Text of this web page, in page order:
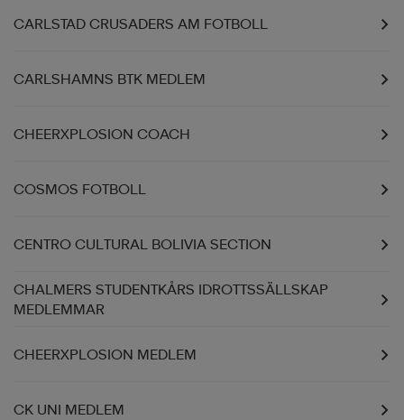
CARLSTAD CRUSADERS AM FOTBOLL
CARLSHAMNS BTK MEDLEM
CHEERXPLOSION COACH
COSMOS FOTBOLL
CENTRO CULTURAL BOLIVIA SECTION
CHALMERS STUDENTKÅRS IDROTTSSÄLLSKAP
MEDLEMMAR
CHEERXPLOSION MEDLEM
CK UNI MEDLEM